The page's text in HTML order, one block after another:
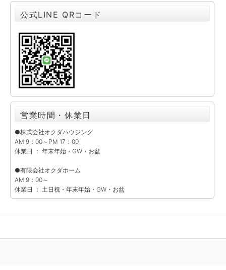
公式LINE QRコード
営業時間・休業日
●株式会社オクダハウジング
AM 9：00～PM 17：00
休業日 ： 年末年始・GW・お盆
●有限会社オクダホーム
AM 9：00～
休業日 ： 土日祝・年末年始・GW・お盆